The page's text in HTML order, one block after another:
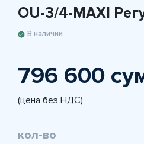
OU-3/4-MАXI
В наличии
796 600
(цена без НДС)
кол-во